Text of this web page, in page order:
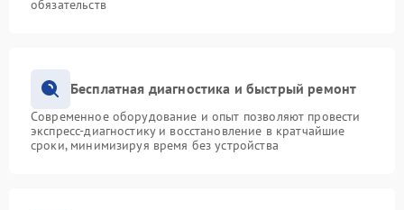
обязательств
Бесплатная диагностика и быстрый ремонт
Современное оборудование и опыт позволяют провести
экспресс-диагностику и восстановление в кратчайшие
сроки, минимизируя время без устройства